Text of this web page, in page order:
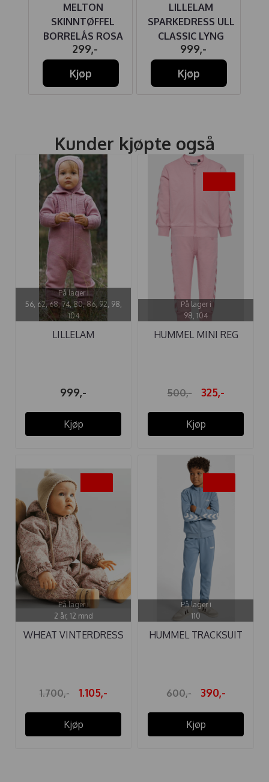
MELTON
SKINNTØFFEL
BORRELÅS ROSA
299,-
Kjøp
LILLELAM
SPARKEDRESS ULL
CLASSIC LYNG
999,-
Kjøp
Kunder kjøpte også
På lager i
56, 62, 68, 74, 80, 86, 92, 98,
104
LILLELAM
999,-
Kjøp
På lager i
98, 104
HUMMEL MINI REG
500,- 325,-
Kjøp
På lager i
2 år, 12 mnd
WHEAT VINTERDRESS
1.700,- 1.105,-
Kjøp
På lager i
110
HUMMEL TRACKSUIT
600,- 390,-
Kjøp